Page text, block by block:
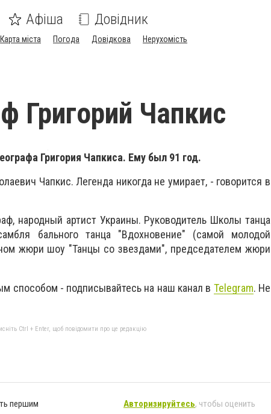
Афіша Довідник
Карта міста Погода Довідкова Нерухомість
Григорий Чапкис
Григория Чапкиса. Ему был 91 год.
Чапкис. Легенда никогда не умирает, - говорится в
народный артист Украины. Руководитель Школы танца
бального танца "Вдохновение" (самой молодой
жюри шоу "Танцы со звездами", председателем жюри
способом - подписывайтесь на наш канал в Telegram. Не
Ctrl + Enter, щоб повідомити про це редакцію
першим Авторизируйтесь, чтобы оценить